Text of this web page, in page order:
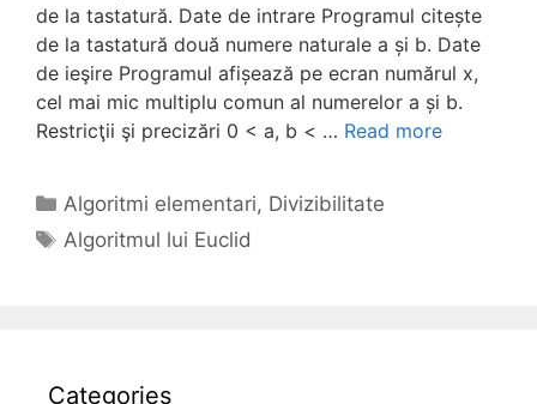
de la tastatură. Date de intrare Programul citește
de la tastatură două numere naturale a și b. Date
de ieşire Programul afișează pe ecran numărul x,
cel mai mic multiplu comun al numerelor a și b.
Restricţii şi precizări 0 < a, b < … Read more
Categories
Algoritmi elementari, Divizibilitate
Tags
Algoritmul lui Euclid
Categories